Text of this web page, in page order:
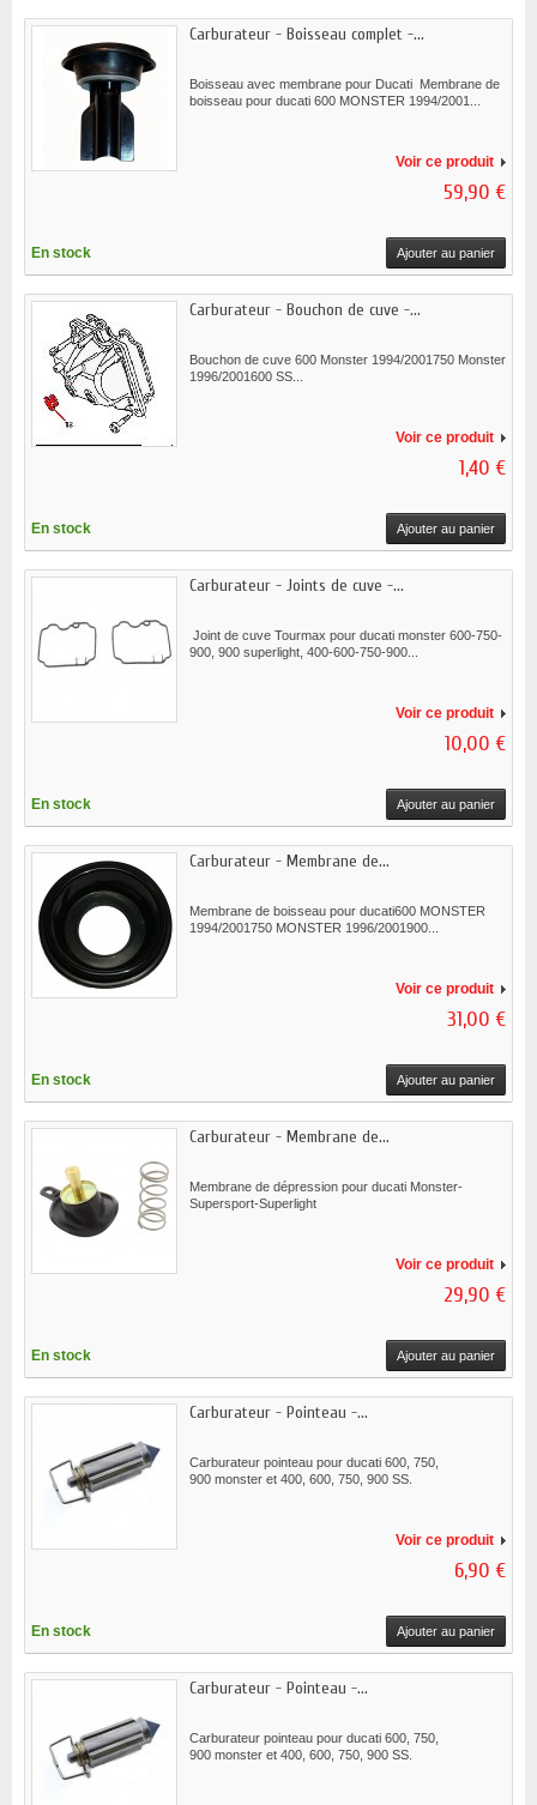
Carburateur - Boisseau complet -...
Boisseau avec membrane pour Ducati Membrane de
boisseau pour ducati 600 MONSTER 1994/2001...
Voir ce produit
59,90 €
En stock Ajouter au panier
Carburateur - Bouchon de cuve -...
Bouchon de cuve 600 Monster 1994/2001750 Monster
1996/2001600 SS...
Voir ce produit
1,40 €
En stock Ajouter au panier
Carburateur - Joints de cuve -...
Joint de cuve Tourmax pour ducati monster 600-750-
900, 900 superlight, 400-600-750-900...
Voir ce produit
10,00 €
En stock Ajouter au panier
Carburateur - Membrane de...
Membrane de boisseau pour ducati600 MONSTER
1994/2001750 MONSTER 1996/2001900...
Voir ce produit
31,00 €
En stock Ajouter au panier
Carburateur - Membrane de...
Membrane de dépression pour ducati Monster-
Supersport-Superlight
Voir ce produit
29,90 €
En stock Ajouter au panier
Carburateur - Pointeau -...
Carburateur pointeau pour ducati 600, 750,
900 monster et 400, 600, 750, 900 SS.
Voir ce produit
6,90 €
En stock Ajouter au panier
Carburateur - Pointeau -...
Carburateur pointeau pour ducati 600, 750,
900 monster et 400, 600, 750, 900 SS.